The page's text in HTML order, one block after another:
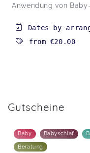
Anwendung von
Dates by
from €20.00
Gutscheine
Baby Babyschlaf
Beratung